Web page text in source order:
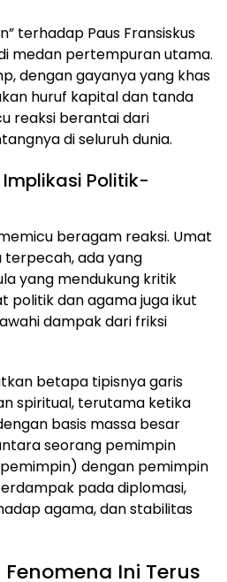
terhadap Paus Fransiskus
medan pertempuran utama.
dengan gayanya yang khas
huruf kapital dan tanda
reaksi berantai dari
di seluruh dunia.
Implikasi Politik-
beragam reaksi. Umat
terpecah, ada yang
yang mendukung kritik
politik dan agama juga ikut
dampak dari friksi
betapa tipisnya garis
spiritual, terutama ketika
basis massa besar
seorang pemimpin
dengan pemimpin
pada diplomasi,
agama, dan stabilitas
Ini Terus